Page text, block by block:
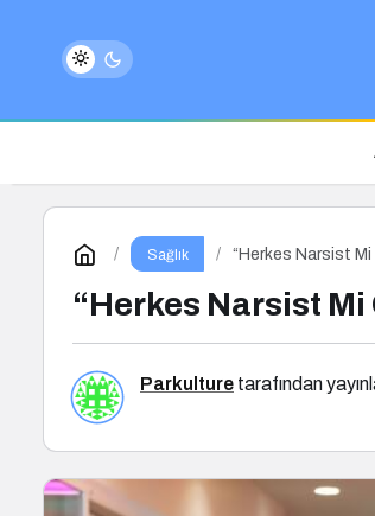
Sağlık “Herkes Narsist
“Herkes Narsist
Parkulture tarafından